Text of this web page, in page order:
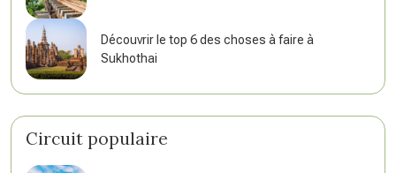
Découvrir le top 6 des choses à faire à
Sukhothai
Circuit populaire